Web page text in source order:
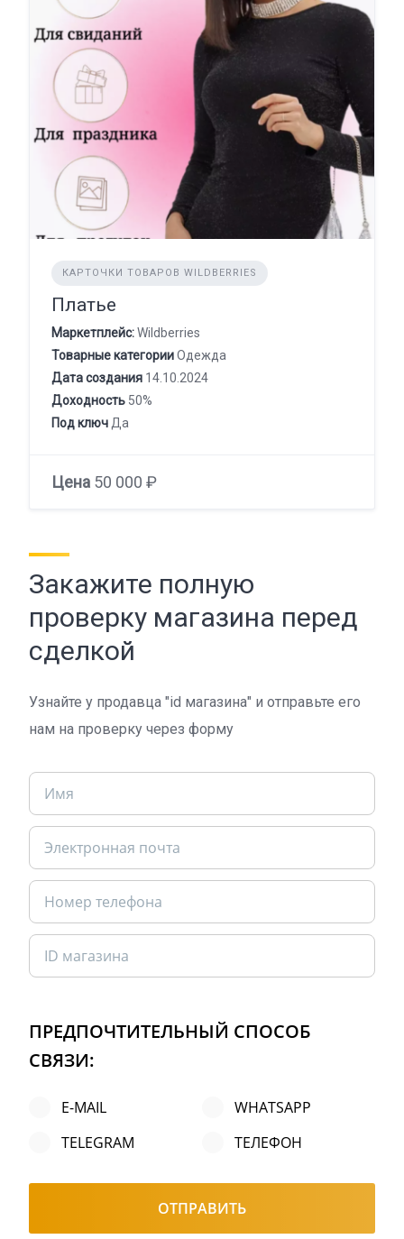
КАРТОЧКИ ТОВАРОВ WILDBERRIES
Платье
Маркетплейс:Wildberries
Товарные категорииОдежда
Дата создания 14.10.2024
Доходность 50%
Под ключДа
Цена 50 000 ₽
Закажите полную
проверку магазина перед
сделкой
Узнайте у продавца "id магазина" и отправьте его
нам на проверку через форму
ПРЕДПОЧТИТЕЛЬНЫЙ СПОСОБ
СВЯЗИ:
E-MAIL
WHATSAPP
TELEGRAM
ТЕЛЕФОН
ОТПРАВИТЬ